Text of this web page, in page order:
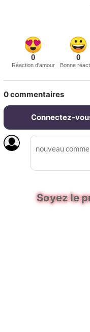
0
Réaction d'amour
0
Bonne
0commentaires
Connectez-
Soyez le